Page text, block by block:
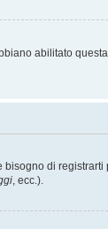
abilitato
bisogno di
, ecc.).